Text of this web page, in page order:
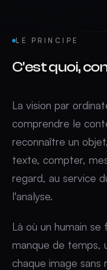
LE PRINCIPE
C'est quoi,
La vision par
comprendre le
reconnaître un
texte, compter,
regard, au service
l'analyse.
Là où un humain
manque de temps,
chaque image